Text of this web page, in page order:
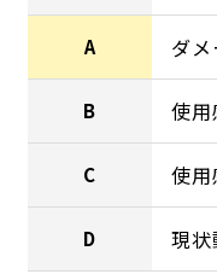
A ダ
B 使用
C 使用
D 現